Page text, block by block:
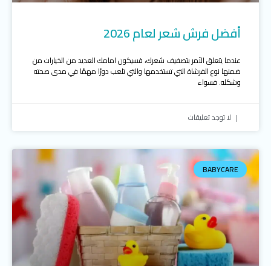
أفضل فرش شعر لعام 2026
عندما يتعلق الأمر بتصفيف شعرك، فسيكون امامك العديد من الخيارات من
ضمنها نوع الفرشاة التي تستخدمها والتي تلعب دورًا مهمًا في مدى صحته
وشكله. فسواء
لا توجد تعليقات
BABYCARE